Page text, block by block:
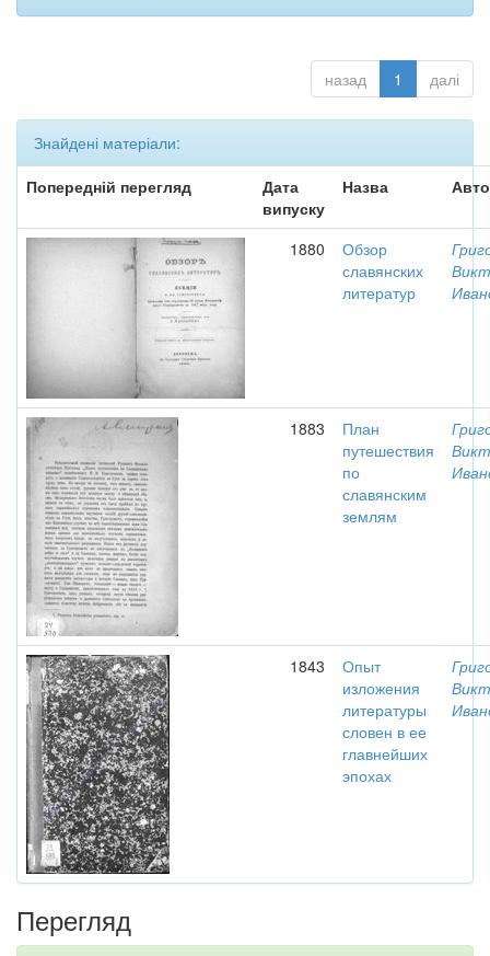
назад 1 далі
Знайдені матеріали:
Попередній перегляд
Дата
випуску
Назва
1880
Обзор
славянских
литератур
1883
План
путешествия
по
славянским
землям
1843
Опыт
изложения
литературы
словен в ее
главнейших
эпохах
Перегляд